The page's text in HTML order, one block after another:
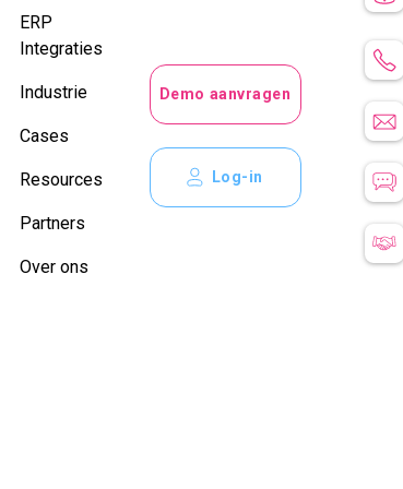
ERP
Integraties
Industrie
Cases
Resources
Partners
Over ons
Demo aanvragen
Log-in